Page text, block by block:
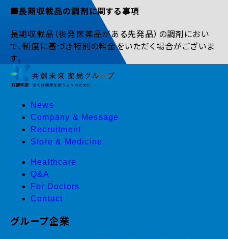
■長期収載品の調剤に関する事項
長期収載品（後発医薬品がある先発品）の調剤におい
て、制度に基づき特別の料金をいただく場合がございま
す。
News
Company & Message
Recruitment
Store & Medicine
Healthcare
Q&A
For Doctors
Contact
グループ企業